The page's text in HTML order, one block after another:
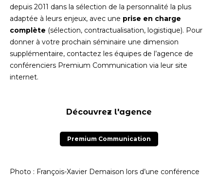
depuis 2011 dans la sélection de la personnalité la plus
adaptée à leurs enjeux, avec une prise en charge
complète (sélection, contractualisation, logistique). Pour
donner à votre prochain séminaire une dimension
supplémentaire, contactez les équipes de l’agence de
conférenciers Premium Communication via leur site
internet.
Découvrez l'agence
Premium Communication
Photo : François-Xavier Demaison lors d’une conférence